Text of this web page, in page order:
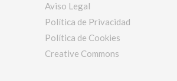
Aviso Legal
Política de Privacidad
Política de Cookies
Creative Commons